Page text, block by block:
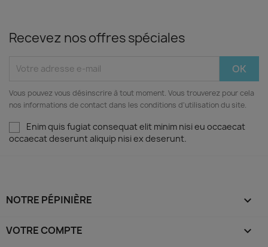
Recevez nos offres spéciales
Vous pouvez vous désinscrire à tout moment. Vous trouverez pour cela
nos informations de contact dans les conditions d'utilisation du site.
Enim quis fugiat consequat elit minim nisi eu occaecat
occaecat deserunt aliquip nisi ex deserunt.
NOTRE PÉPINIÈRE 
VOTRE COMPTE 